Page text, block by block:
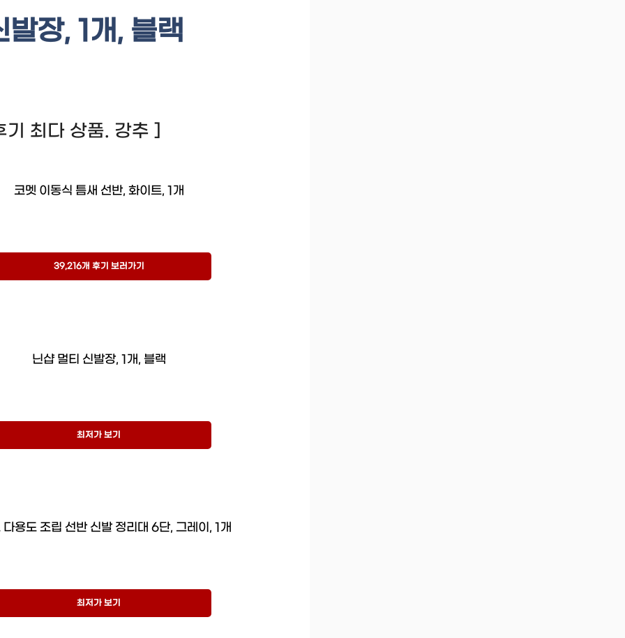
장, 1개, 블랙
최다 상품. 강추 ]
코멧 이동식 틈새 선반, 화이트, 1개
39,216개 후기 보러가기
닌샵 멀티 신발장, 1개, 블랙
최저가 보기
다용도 조립 선반 신발 정리대 6단, 그레이, 1개
최저가 보기